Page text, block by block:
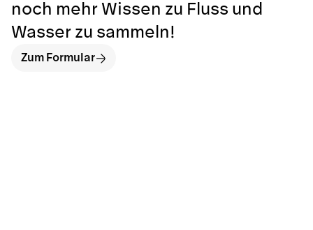
noch mehr Wissen zu Fluss und
Wasser zu sammeln!
Zum Formular